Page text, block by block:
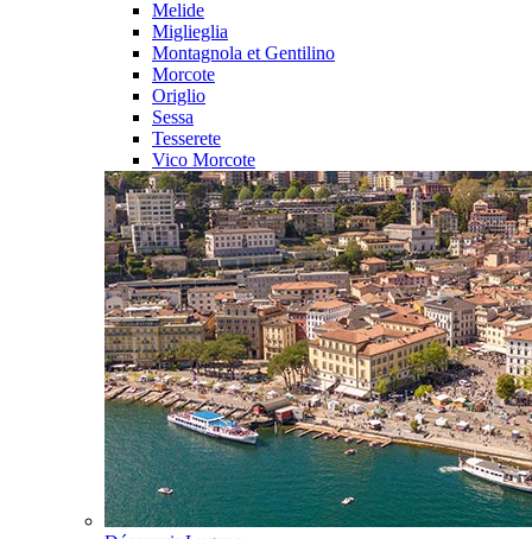
Melide
Miglieglia
Montagnola et Gentilino
Morcote
Origlio
Sessa
Tesserete
Vico Morcote